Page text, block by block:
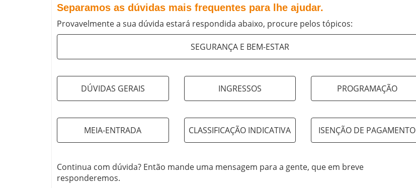
Separamos as dúvidas mais frequentes para lhe ajudar.
Provavelmente a sua dúvida estará respondida abaixo, procure pelos tópicos:
SEGURANÇA E BEM-ESTAR
DÚVIDAS GERAIS INGRESSOS PROGRAMAÇÃO
MEIA-ENTRADA CLASSIFICAÇÃO INDICATIVA ISENÇÃO DE PAGAMENTO
Continua com dúvida? Então mande uma mensagem para a gente, que em breve
responderemos.